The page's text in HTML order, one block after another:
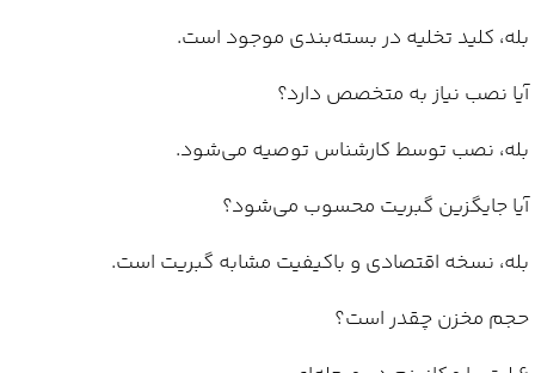
بله، کلید تخلیه در بسته‌بندی موجود است.
آیا نصب نیاز به متخصص دارد؟
بله، نصب توسط کارشناس توصیه می‌شود.
آیا جایگزین گبریت محسوب می‌شود؟
بله، نسخه اقتصادی و باکیفیت مشابه گبریت است.
حجم مخزن چقدر است؟